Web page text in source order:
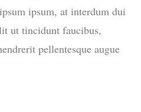
ipsum, at interdum dui
ut tincidunt faucibus,
pellentesque augue